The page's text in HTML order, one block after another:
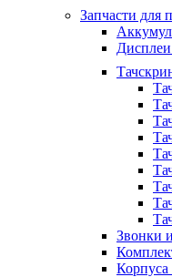
Запчасти для
Звонки